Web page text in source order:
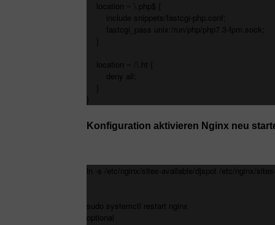
location ~ \.php$ {
include snippets/fastcgi-php.conf;
fastcgi_pass unix:/run/php/php7.3-fpm.sock;
location ~ /\.ht {
deny all;
Konfiguration aktivieren Nginx neu
ln -s /etc/nginx/sites-available/djspot /etc/nginx/
sudo systemctl restart nginx
optional